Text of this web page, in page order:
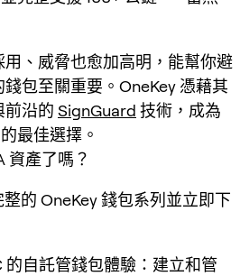
、威脅也愈加高明，能幫你避
包至關重要。OneKey 憑藉其
前沿的 SignGuard 技術，成為
最佳選擇。
資產了嗎？
整的 OneKey 錢包系列並立即下
的自託管錢包體驗：建立和管